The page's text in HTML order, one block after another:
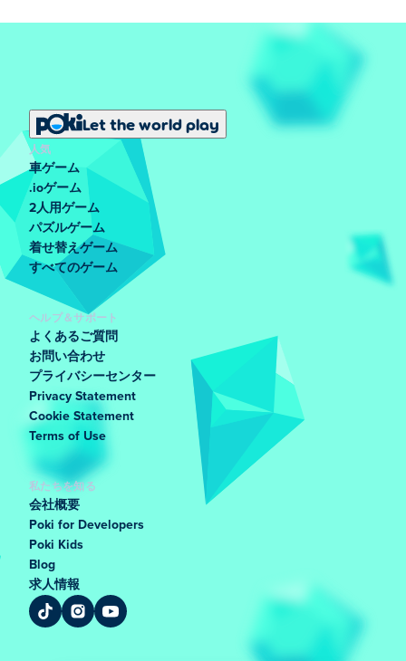
Let the world play
人気
車ゲーム
.ioゲーム
2人用ゲーム
パズルゲーム
着せ替えゲーム
すべてのゲーム
ヘルプ＆サポート
よくあるご質問
お問い合わせ
プライバシーセンター
Privacy Statement
Cookie Statement
Terms of Use
私たちを知る
会社概要
Poki for Developers
Poki Kids
Blog
求人情報